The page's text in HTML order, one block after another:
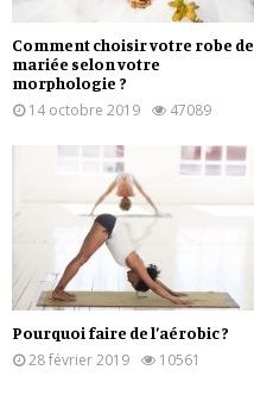
Comment choisir votre robe de
mariée selon votre
morphologie ?
14 octobre 2019
47089
Pourquoi faire de l’aérobic ?
28 février 2019
10561